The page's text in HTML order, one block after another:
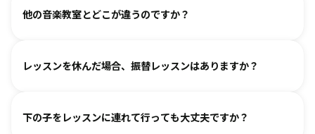
る、というお声も多くいただいております。
ご覧いただき、徐々に慣れていただくのがおすすめです。お
各指導者がお子様の様子を見ながら工夫をして指導していま
どを通して楽しみながら自然に読譜に慣れていきます。
他の音楽教室とどこが違うのですか？
言葉を身につけるのと同じように、まずはたくさん聴いて、
ァルトなどの名曲を弾けるようになります。指導者は 養成課
レッスンを休んだ場合、振替レッスンはありますか？
教室ごとに時間割を組んでおりますので、各教室までご相談
下の子をレッスンに連れて行っても大丈夫ですか？